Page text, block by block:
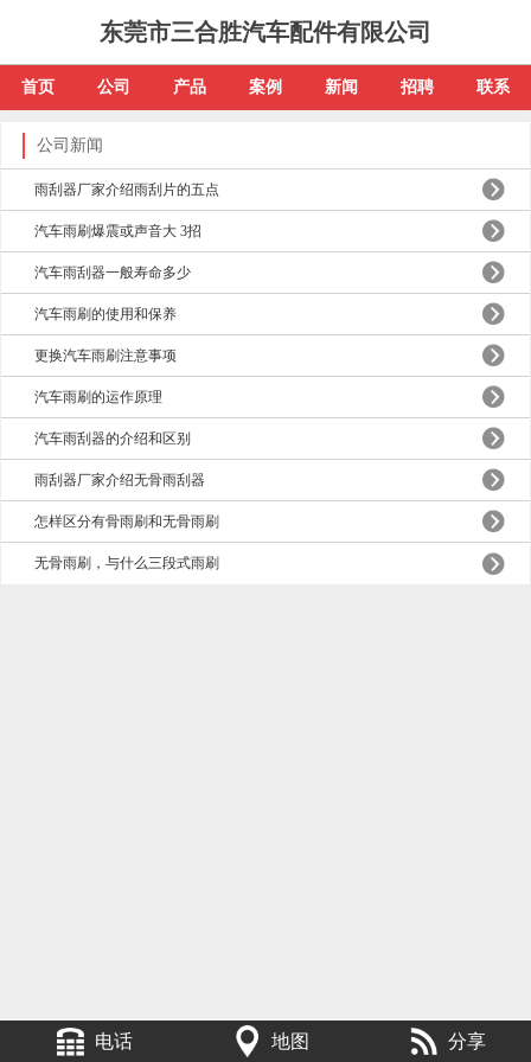
东莞市三合胜汽车配件有限公司
首页 公司 产品 案例 新闻 招聘 联系
公司新闻
雨刮器厂家介绍雨刮片的五点
汽车雨刷爆震或声音大 3招
汽车雨刮器一般寿命多少
汽车雨刷的使用和保养
更换汽车雨刷注意事项
汽车雨刷的运作原理
汽车雨刮器的介绍和区别
雨刮器厂家介绍无骨雨刮器
怎样区分有骨雨刷和无骨雨刷
无骨雨刷，与什么三段式雨刷
电话 地图 分享